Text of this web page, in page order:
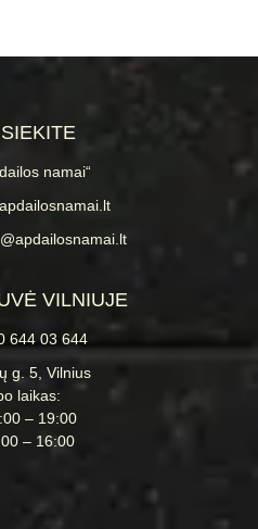
namai“
VILNIUJE
644 03 644
g. 5, Vilnius
laikas:
– 19:00
– 16:00